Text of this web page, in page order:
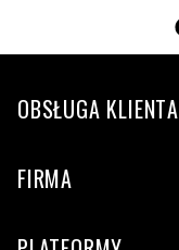
OBSŁUGA KLIENTA
FIRMA